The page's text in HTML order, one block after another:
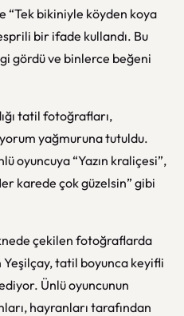
“Tek bikiniyle köyden koya
bir ifade kullandı. Bu
gördü ve binlerce beğeni
tatil fotoğrafları,
yağmuruna tutuldu.
oyuncuya “Yazın kraliçesi”,
karede çok güzelsin” gibi
çekilen fotoğraflarda
tatil boyunca keyifli
Ünlü oyuncunun
hayranları tarafından